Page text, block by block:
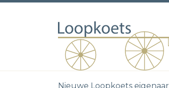
Nieuwe Loopkoets eigenaar